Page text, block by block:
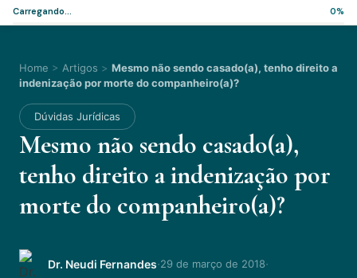
Home > Artigos > Mesmo não sendo casado(a), tenho direito a
indenização por morte do companheiro(a)?
Dúvidas Jurídicas
Mesmo não sendo casado(a),
tenho direito a indenização por
morte do companheiro(a)?
Dr. Neudi Fernandes·29 de março de 2018·
Carregando... 0%